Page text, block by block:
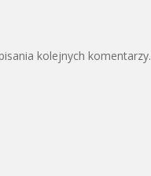
kolejnych komentarzy.